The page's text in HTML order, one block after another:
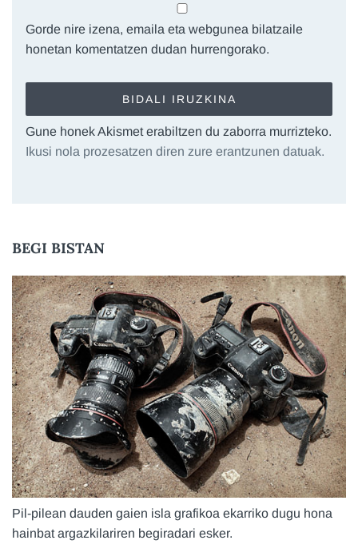
Gorde nire izena, emaila eta webgunea bilatzaile
honetan komentatzen dudan hurrengorako.
Gune honek Akismet erabiltzen du zaborra murrizteko.
Ikusi nola prozesatzen diren zure erantzunen datuak.
BEGI BISTAN
Pil-pilean dauden gaien isla grafikoa ekarriko dugu hona
hainbat argazkilariren begiradari esker.